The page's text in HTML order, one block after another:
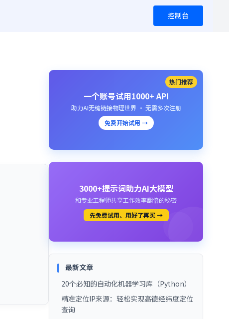
控制台
热门推荐
一个账号试用1000+ API
助力AI无缝链接物理世界 · 无需多次注册
免费开始试用 →
3000+提示词助力AI大模型
和专业工程师共享工作效率翻倍的秘密
先免费试用、用好了再买 →
最新文章
20个必知的自动化机器学习库（Python）
精准定位IP来源：轻松实现高德经纬度定位
查询